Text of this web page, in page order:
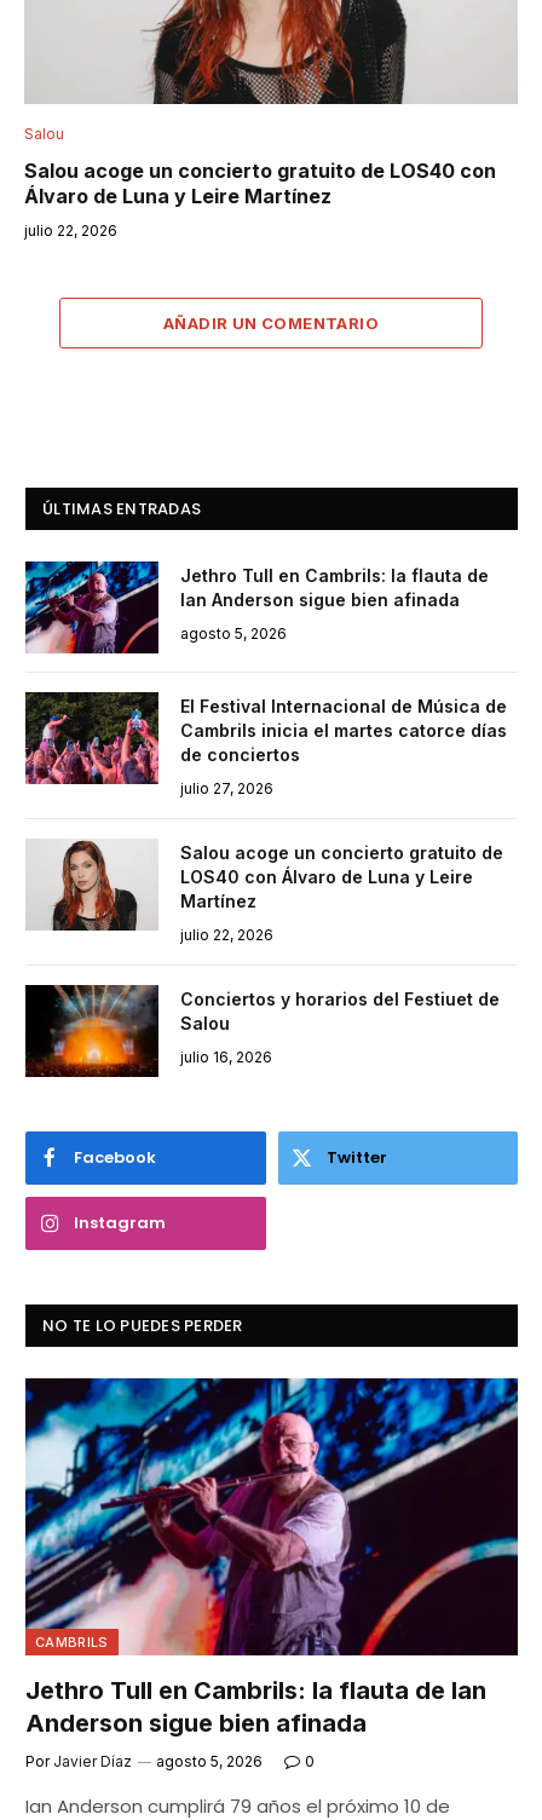
Salou
Salou acoge un concierto gratuito de LOS40 con
Álvaro de Luna y Leire Martínez
julio 22, 2026
AÑADIR UN COMENTARIO
ÚLTIMAS ENTRADAS
Jethro Tull en Cambrils: la flauta de
Ian Anderson sigue bien afinada
agosto 5, 2026
El Festival Internacional de Música de
Cambrils inicia el martes catorce días
de conciertos
julio 27, 2026
Salou acoge un concierto gratuito de
LOS40 con Álvaro de Luna y Leire
Martínez
julio 22, 2026
Conciertos y horarios del Festiuet de
Salou
julio 16, 2026
Facebook Twitter
Instagram
NO TE LO PUEDES PERDER
CAMBRILS
Jethro Tull en Cambrils: la flauta de Ian
Anderson sigue bien afinada
Por Javier Díaz agosto 5, 2026 0
Ian Anderson cumplirá 79 años el próximo 10 de